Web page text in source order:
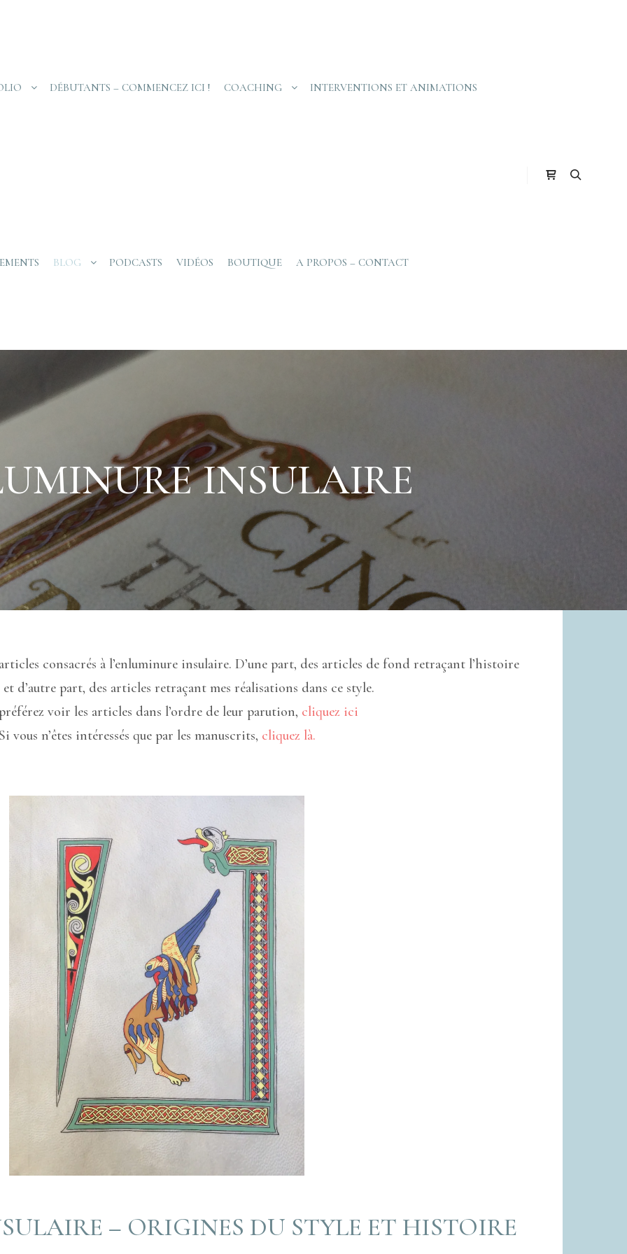
DÉBUTANTS – COMMENCEZ ICI ! COACHING INTERVENTIONS ET ANIMATIONS
BLOG PODCASTS VIDÉOS BOUTIQUE A PROPOS – CONTACT
INSULAIRE
consacrés à l’enluminure insulaire. D’une part, des articles de fond retraçant l’histoire
et d’autre part, des articles retraçant mes réalisations dans ce style.
voir les articles dans l’ordre de leur parution, cliquez ici
vous n’êtes intéressés que par les manuscrits, cliquez là.
– ORIGINES DU STYLE ET HISTOIRE